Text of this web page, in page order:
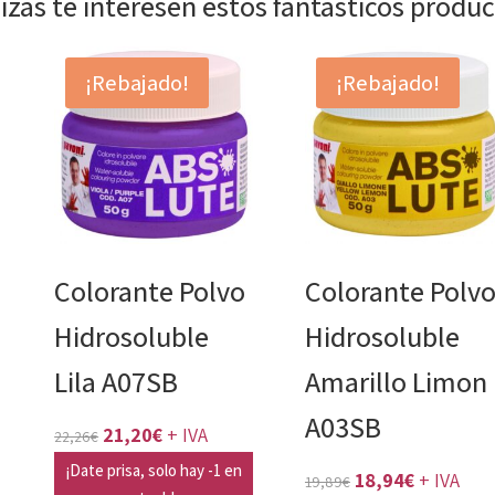
¡Rebajado!
Colorante Polvo
Hidrosoluble
Lila A07SB
22,26€ El
precio
21,20€El
precio
+ IVA
¡Date prisa, solo hay -1 en
¡Rebajado!
Colorante Polvo
Hidrosoluble
Amarillo Limon
A03SB
19,89€ El
18,94€El+ IVA